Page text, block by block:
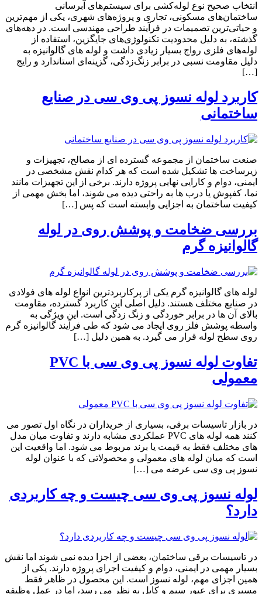
انتخاب صحیح نوع لوله‌کشی برای سیستم‌های آبرسانی
ساختمان‌های مسکونی، تجاری و پروژه‌های شهری، یکی از مهم‌ترین
و حیاتی‌ترین تصمیمات در فرآیند طراحی مهندسی است. در دهه‌های
گذشته، به دلیل محدودیت تکنولوژی‌های جایگزین، استفاده از
لوله‌های فلزی رواج بسیار زیادی داشت و لوله‌ های گالوانیزه به
دلیل مقاومت نسبی در برابر زنگ‌زدگی، گزینه‌ای استاندارد و رایج
[…]
کاربرد لوله نسوز پی وی سی در صنایع
ساختمانی
صنعت ساختمان از مجموعه گسترده ای از مصالح، تجهیزات و
زیرساخت ها تشکیل شده است که هر کدام نقش مشخصی در
ایمنی، دوام و کارایی نهایی پروژه دارند. برخی از این تجهیزات مانند
نما، کفپوش یا درب ها به راحتی دیده می شوند، اما بخش مهمی از
کیفیت ساختمان به اجزایی وابسته است که پس […]
بررسی ضخامت و پوشش روی در لوله
گالوانیزه گرم
لوله های گالوانیزه گرم یکی از پرکاربردترین انواع لوله های فولادی
در صنایع مختلف هستند. دلیل اصلی این کاربرد گسترده، مقاومت
بالای آن ها در برابر خوردگی و زنگ زدگی است. این ویژگی به
واسطه پوشش فلز روی ایجاد می شود که طی فرآیند گالوانیزه گرم
روی سطح لوله قرار می گیرد. به همین دلیل […]
تفاوت لوله نسوز پی وی سی با PVC
معمولی
در بازار تاسیسات برقی، بسیاری از خریداران در نگاه اول تصور می
کنند همه لوله های PVC عملکردی مشابه دارند و تفاوت میان مدل
های مختلف فقط به قیمت یا برند مربوط می شود. اما واقعیت این
است که میان لوله های معمولی و محصولاتی که با عنوان لوله
نسوز پی وی سی عرضه می […]
لوله نسوز پی وی سی چیست و چه کاربردی
دارد؟
در تاسیسات برقی ساختمان، بعضی از اجزا دیده نمی شوند اما نقش
بسیار مهمی در ایمنی، دوام و کیفیت اجرای پروژه دارند. یکی از
همین اجزای مهم، لوله نسوز است. این محصول در ظاهر فقط
مسیری برای عبور سیم و کابل به نظر می رسد، اما در عمل وظیفه